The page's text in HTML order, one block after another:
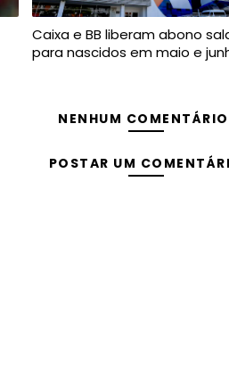
Caixa e BB liberam abono
para nascidos em maio e
NENHUM
POSTAR UM